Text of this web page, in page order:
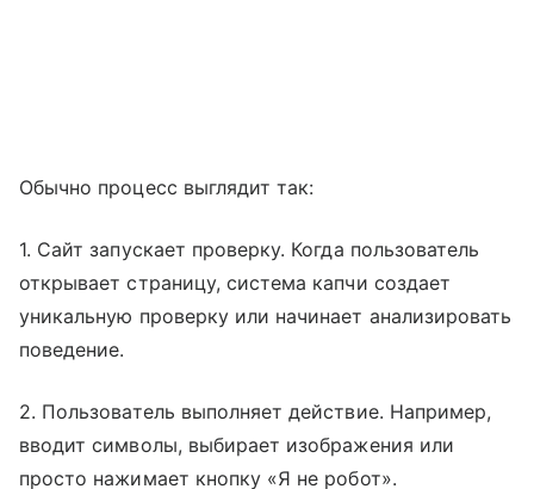
Обычно процесс выглядит так:
1. Сайт запускает проверку. Когда пользователь
открывает страницу, система капчи создает
уникальную проверку или начинает анализировать
поведение.
2. Пользователь выполняет действие. Например,
вводит символы, выбирает изображения или
просто нажимает кнопку «Я не робот».